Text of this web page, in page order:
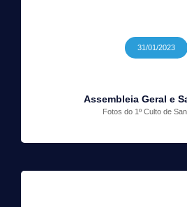
31/01/2023
Assembleia Geral e
Fotos do 1º Culto de